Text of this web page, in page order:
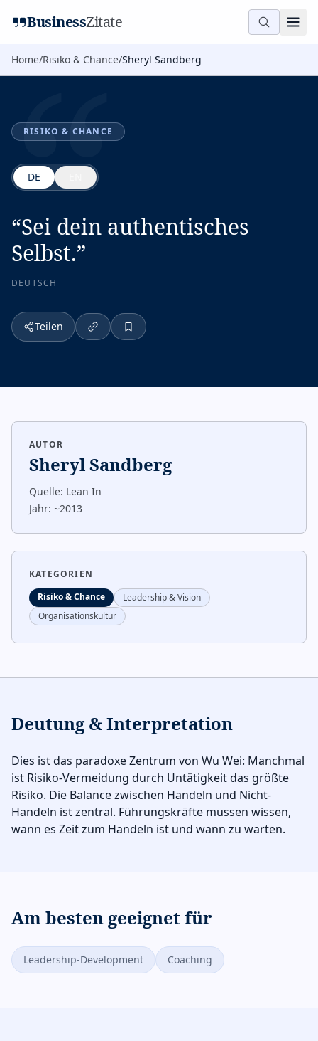
BusinessZitate
Home/Risiko & Chance/Sheryl Sandberg
“
RISIKO & CHANCE
DE
“Sei dein authentisches
Selbst.”
DEUTSCH
Teilen
AUTOR
Sheryl Sandberg
Quelle: Lean In
Jahr: ~2013
KATEGORIEN
Risiko & Chance
Leadership & Vision
Organisationskultur
Deutung & Interpretation
Dies ist das paradoxe Zentrum von Wu Wei: Manchmal
ist Risiko-Vermeidung durch Untätigkeit das größte
Risiko. Die Balance zwischen Handeln und Nicht-
Handeln ist zentral. Führungskräfte müssen wissen,
wann es Zeit zum Handeln ist und wann zu warten.
Am besten geeignet für
Leadership-Development Coaching